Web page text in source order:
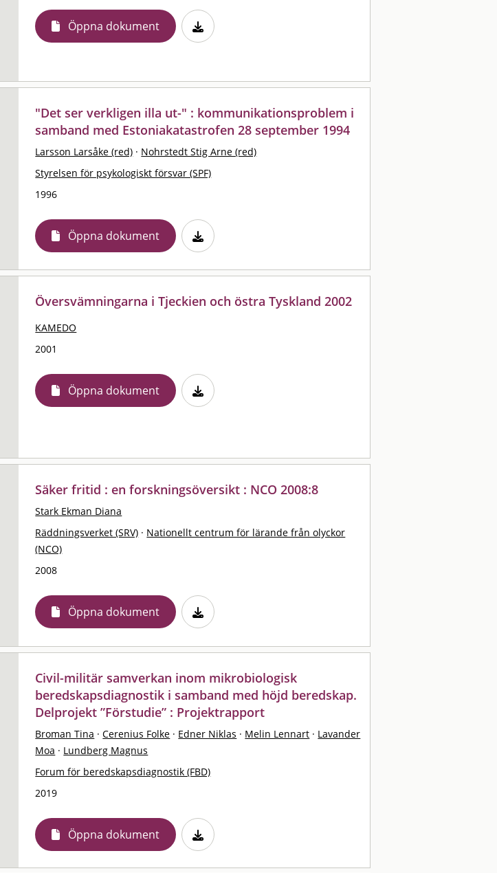
Öppna dokument
"Det ser verkligen illa ut-" : kommunikationsproblem i
samband med Estoniakatastrofen 28 september 1994
Larsson Larsåke (red) · Nohrstedt Stig Arne (red)
Styrelsen för psykologiskt försvar (SPF)
1996
Öppna dokument
Översvämningarna i Tjeckien och östra Tyskland 2002
KAMEDO
2001
Öppna dokument
Säker fritid : en forskningsöversikt : NCO 2008:8
Stark Ekman Diana
Räddningsverket (SRV) · Nationellt centrum för lärande från olyckor
(NCO)
2008
Öppna dokument
Civil-militär samverkan inom mikrobiologisk
beredskapsdiagnostik i samband med höjd beredskap.
Delprojekt ”Förstudie” : Projektrapport
Broman Tina · Cerenius Folke · Edner Niklas · Melin Lennart · Lavander
Moa · Lundberg Magnus
Forum för beredskapsdiagnostik (FBD)
2019
Öppna dokument